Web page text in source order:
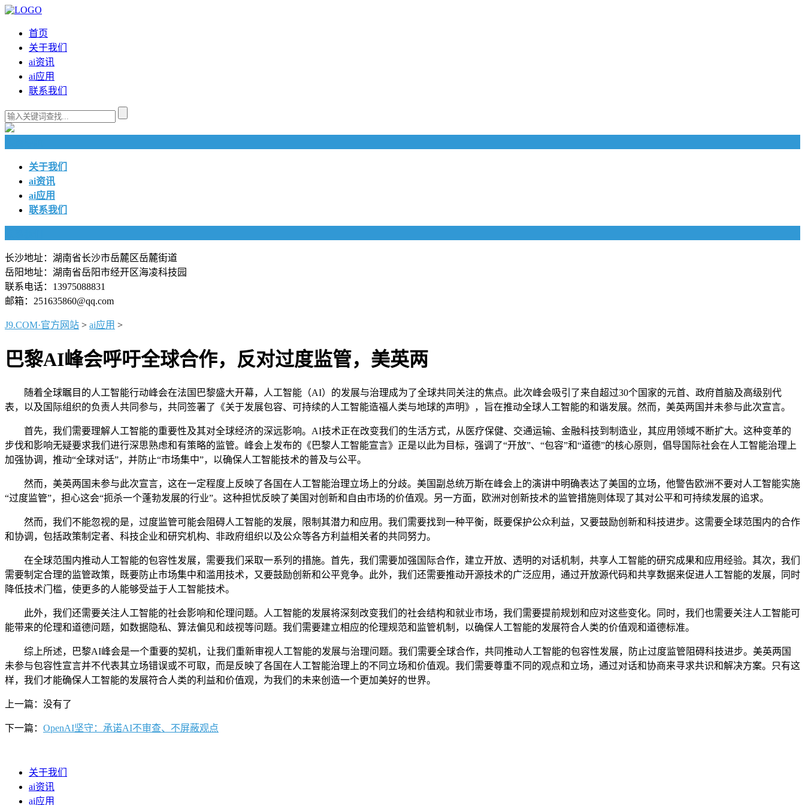
首页
关于我们
ai资讯
ai应用
联系我们
关于我们
ai资讯
ai应用
联系我们
长沙地址：湖南省长沙市岳麓区岳麓街道
岳阳地址：湖南省岳阳市经开区海凌科技园
联系电话：13975088831
邮箱：251635860@qq.com
J9.COM·官方网站 > ai应用 >
巴黎AI峰会呼吁全球合作，反对过度监管，美英两
随着全球瞩目的人工智能行动峰会在法国巴黎盛大开幕，人工智能（AI）的发展与治理成为了全球共同关注的焦点。此次峰会吸引了来自超过30个国家的元首、政府首脑及高级别代
表，以及国际组织的负责人共同参与，共同签署了《关于发展包容、可持续的人工智能造福人类与地球的声明》，旨在推动全球人工智能的和谐发展。然而，美英两国并未参与此次宣言。
首先，我们需要理解人工智能的重要性及其对全球经济的深远影响。AI技术正在改变我们的生活方式，从医疗保健、交通运输、金融科技到制造业，其应用领域不断扩大。这种变革的
步伐和影响无疑要求我们进行深思熟虑和有策略的监管。峰会上发布的《巴黎人工智能宣言》正是以此为目标，强调了“开放”、“包容”和“道德”的核心原则，倡导国际社会在人工智能治理上
加强协调，推动“全球对话”，并防止“市场集中”，以确保人工智能技术的普及与公平。
然而，美英两国未参与此次宣言，这在一定程度上反映了各国在人工智能治理立场上的分歧。美国副总统万斯在峰会上的演讲中明确表达了美国的立场，他警告欧洲不要对人工智能实施
“过度监管”，担心这会“扼杀一个蓬勃发展的行业”。这种担忧反映了美国对创新和自由市场的价值观。另一方面，欧洲对创新技术的监管措施则体现了其对公平和可持续发展的追求。
然而，我们不能忽视的是，过度监管可能会阻碍人工智能的发展，限制其潜力和应用。我们需要找到一种平衡，既要保护公众利益，又要鼓励创新和科技进步。这需要全球范围内的合作
和协调，包括政策制定者、科技企业和研究机构、非政府组织以及公众等各方利益相关者的共同努力。
在全球范围内推动人工智能的包容性发展，需要我们采取一系列的措施。首先，我们需要加强国际合作，建立开放、透明的对话机制，共享人工智能的研究成果和应用经验。其次，我们
需要制定合理的监管政策，既要防止市场集中和滥用技术，又要鼓励创新和公平竞争。此外，我们还需要推动开源技术的广泛应用，通过开放源代码和共享数据来促进人工智能的发展，同时
降低技术门槛，使更多的人能够受益于人工智能技术。
此外，我们还需要关注人工智能的社会影响和伦理问题。人工智能的发展将深刻改变我们的社会结构和就业市场，我们需要提前规划和应对这些变化。同时，我们也需要关注人工智能可
能带来的伦理和道德问题，如数据隐私、算法偏见和歧视等问题。我们需要建立相应的伦理规范和监管机制，以确保人工智能的发展符合人类的价值观和道德标准。
综上所述，巴黎AI峰会是一个重要的契机，让我们重新审视人工智能的发展与治理问题。我们需要全球合作，共同推动人工智能的包容性发展，防止过度监管阻碍科技进步。美英两国
未参与包容性宣言并不代表其立场错误或不可取，而是反映了各国在人工智能治理上的不同立场和价值观。我们需要尊重不同的观点和立场，通过对话和协商来寻求共识和解决方案。只有这
样，我们才能确保人工智能的发展符合人类的利益和价值观，为我们的未来创造一个更加美好的世界。
上一篇：没有了
下一篇： OpenAI坚守：承诺AI不审查、不屏蔽观点
关于我们
ai资讯
ai应用